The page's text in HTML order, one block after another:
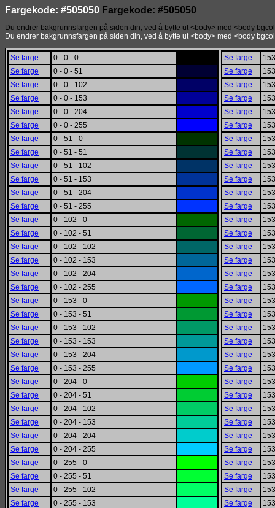
Fargekode: #505050 Fargekode: #505050
Du endrer bakgrunnsfargen på siden din, ved å bytte ut <body> med <body
Du endrer bakgrunnsfargen på siden din, ved å bytte ut <body> med <body
Se farge
0 - 0 - 0
Se farge
0 - 0 - 51
Se farge
0 - 0 - 102
Se farge
0 - 0 - 153
Se farge
0 - 0 - 204
Se farge
0 - 0 - 255
Se farge
0 - 51 - 0
Se farge
0 - 51 - 51
Se farge
0 - 51 - 102
Se farge
0 - 51 - 153
Se farge
0 - 51 - 204
Se farge
0 - 51 - 255
Se farge
0 - 102 - 0
Se farge
0 - 102 - 51
Se farge
0 - 102 - 102
Se farge
0 - 102 - 153
Se farge
0 - 102 - 204
Se farge
0 - 102 - 255
Se farge
0 - 153 - 0
Se farge
0 - 153 - 51
Se farge
0 - 153 - 102
Se farge
0 - 153 - 153
Se farge
0 - 153 - 204
Se farge
0 - 153 - 255
Se farge
0 - 204 - 0
Se farge
0 - 204 - 51
Se farge
0 - 204 - 102
Se farge
0 - 204 - 153
Se farge
0 - 204 - 204
Se farge
0 - 204 - 255
Se farge
0 - 255 - 0
Se farge
0 - 255 - 51
Se farge
0 - 255 - 102
Se farge
0 - 255 - 153
Se farge
Se farge
Se farge
Se farge
Se farge
Se farge
Se farge
Se farge
Se farge
Se farge
Se farge
Se farge
Se farge
Se farge
Se farge
Se farge
Se farge
Se farge
Se farge
Se farge
Se farge
Se farge
Se farge
Se farge
Se farge
Se farge
Se farge
Se farge
Se farge
Se farge
Se farge
Se farge
Se farge
Se farge